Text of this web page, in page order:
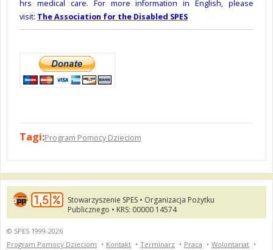
hrs medical care. For more information in English, please
visit: The Association for the Disabled SPES
Tagi:Program Pomocy Dzieciom
Stowarzyszenie SPES • Organizacja Pożytku
Publicznego • KRS: 00000 14574
© SPES 1999-2026
Program Pomocy Dzieciom • Kontakt • Terminarz • Praca • Wolontariat •